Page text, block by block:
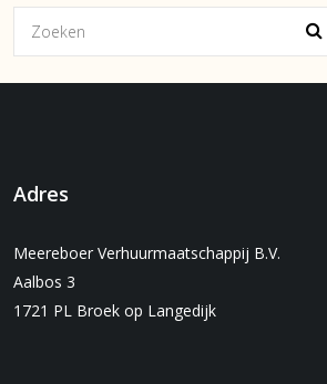
Adres
Meereboer Verhuurmaatschappij B.V.
Aalbos 3
1721 PL Broek op Langedijk